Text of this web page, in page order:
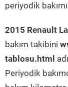
periyodik
2015 Renault
bakım takibini
tablosu.html
Periyodik